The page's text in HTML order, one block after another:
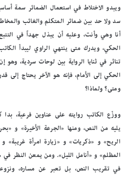
ويبدو الاختلاط في استعمال الضمائر سمة
سد ولا حد بين ضمائر المتكلم والغائب
أنا وهي وأنت، وعليه أن يبذل جهداً في
الحكي، ويدرك متى ينتهي الراوي ليبدأ
تناثر في ثنايا الرواية بين لوحات سردية،
الحكي إلى الأمام، فإنه هو الآخر يحتاج إلى
ومتى؟ ولماذا؟
ووزّع الكاتب روايته على عناوين فرعية، بدا
يليه من النص، ومنها «الجرعة الأخيرة» و
الريح» و «ذكريات» و «زيارة امرأة
المظلم» و «أنامل الليل». ومن يمعن النظر
في تقريب النص، بل تعبر عن مساره،